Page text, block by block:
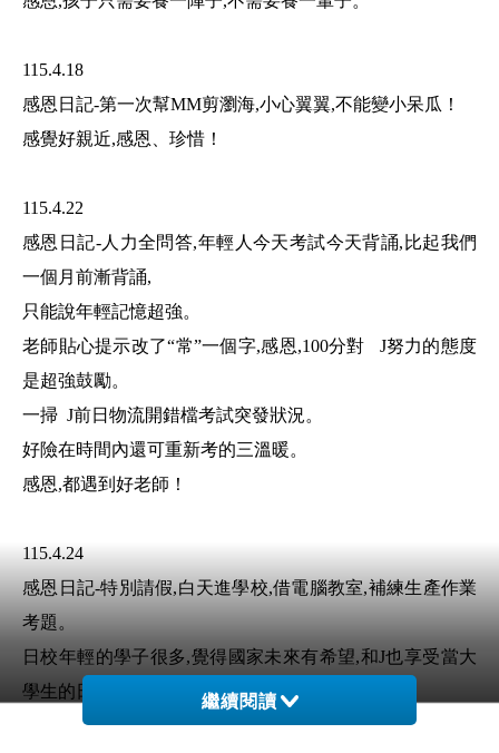
115.4.18
感恩日記-第一次幫MM剪瀏海,小心翼翼,不能變小呆瓜！
感覺好親近,感恩、珍惜！
115.4.22
感恩日記-人力全問答,年輕人今天考試今天背誦, 比起我們
一個月前漸背誦,
只能說年輕記憶超強。
老師貼心提示改了“常”一個字,感恩,100分對 J努力的態度
是超強鼓勵。
一掃 J前日物流開錯檔考試突發狀況。
好險在時間內還可重新考的三溫暖。
感恩,都遇到好老師！
115.4.24
感恩日記-特別請假,白天進學校,借電腦教室,補練生產作業
考題。
日校年輕的學子很多,覺得國家未來有希望,和J也享受當大
學生的日子。
終於想到可幫J生產模考,按圖索驥,抱佛腳認真把Excel
繼續閱讀